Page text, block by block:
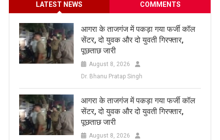
LATEST NEWS COMMENTS
आगरा के ताजगंज में पकड़ा गया फर्जी कॉल
सेंटर, दो युवक और दो युवती गिरफ्तार,
पूछताछ जारी
August 8, 2026
Dr. Bhanu Pratap Singh
आगरा के ताजगंज में पकड़ा गया फर्जी कॉल
सेंटर, दो युवक और दो युवती गिरफ्तार,
पूछताछ जारी
August 8, 2026